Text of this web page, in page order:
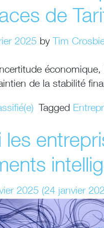
de
2025 by Tim
de la stabilité
Tagged
les
2025 (24 janvier